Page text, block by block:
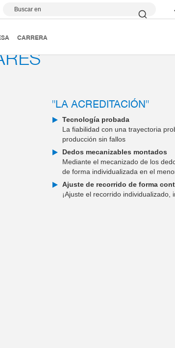
Buscar en
CARRERA
Serie GZ
"LA ACREDITACIÓN"
Tecnología probada
La fiabilidad con una trayectoria
producción sin fallos
Dedos mecanizables montados
Mediante el mecanizado de los
de forma individualizada en el
Ajuste de recorrido de forma
¡Ajuste el recorrido